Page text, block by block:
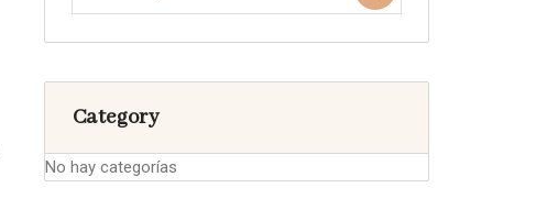
Category
No hay categorías